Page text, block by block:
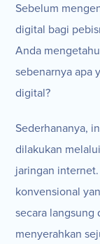
Sebelum
digital bagi
Anda
sebenarnya apa
digital?
Sederhananya,
dilakukan
jaringan
konvensional
secara
menyerahkan